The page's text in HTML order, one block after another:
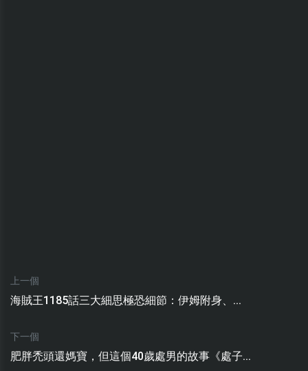
上一個
海賊王1185話三大細思極恐細節：伊姆附身、...
下一個
肥胖禿頭還媽寶，但這個40歲處男的故事《處子...